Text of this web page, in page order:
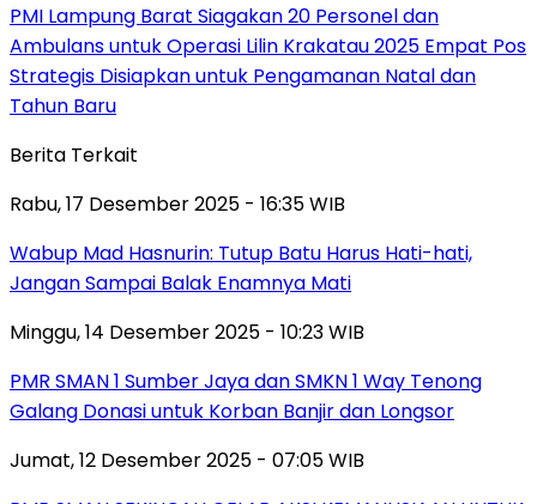
PMI Lampung Barat Siagakan 20 Personel dan
Ambulans untuk Operasi Lilin Krakatau 2025 Empat Pos
Strategis Disiapkan untuk Pengamanan Natal dan
Tahun Baru
Berita Terkait
Rabu, 17 Desember 2025 - 16:35 WIB
Wabup Mad Hasnurin: Tutup Batu Harus Hati-hati,
Jangan Sampai Balak Enamnya Mati
Minggu, 14 Desember 2025 - 10:23 WIB
PMR SMAN 1 Sumber Jaya dan SMKN 1 Way Tenong
Galang Donasi untuk Korban Banjir dan Longsor
Jumat, 12 Desember 2025 - 07:05 WIB